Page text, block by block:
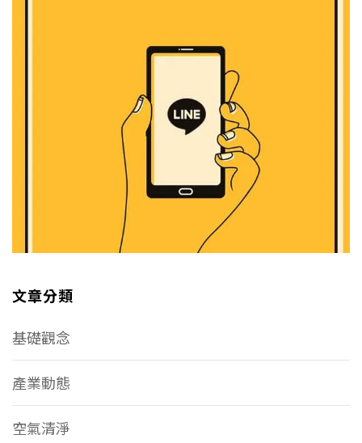
文章分類
基礎觀念
產業動態
空氣清淨